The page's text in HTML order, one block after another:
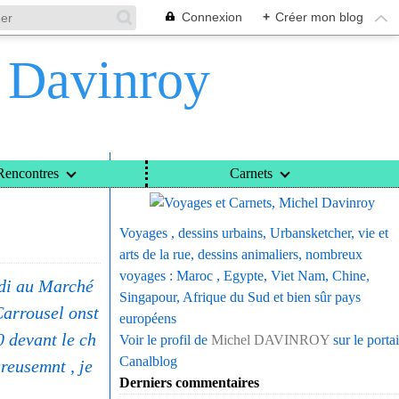
Connexion + Créer mon blog
Davinroy
Carnets
au Marché
onst
devant le ch
, je
Voyages et Carnets, Michel Davinroy
Voyages , dessins urbains, Urbansketcher, vie et
arts de la rue, dessins animaliers, nombreux
voyages : Maroc , Egypte, Viet Nam, Chine,
Singapour, Afrique du Sud et bien sûr pays
européens
Voir le profil de Michel DAVINROY sur le
Canalblog
Derniers commentaires